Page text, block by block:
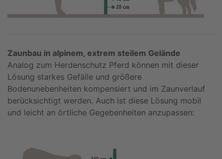
Zaunbau in alpinem, extrem steilem Gelände
Analog zum Herdenschutz Pferd können mit dieser
Lösung starkes Gefälle und größere
Bodenunebenheiten kompensiert und im Zaunverlauf
berücksichtigt werden. Auch ist diese Lösung mobil
und leicht an örtliche Gegebenheiten anzupassen: